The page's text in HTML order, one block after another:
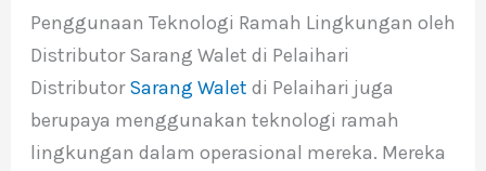
Penggunaan Teknologi Ramah Lingkungan oleh
Distributor Sarang Walet di Pelaihari
DistributorSarang Walet di Pelaihari juga
berupaya menggunakan teknologi ramah
lingkungan dalam operasional mereka. Mereka